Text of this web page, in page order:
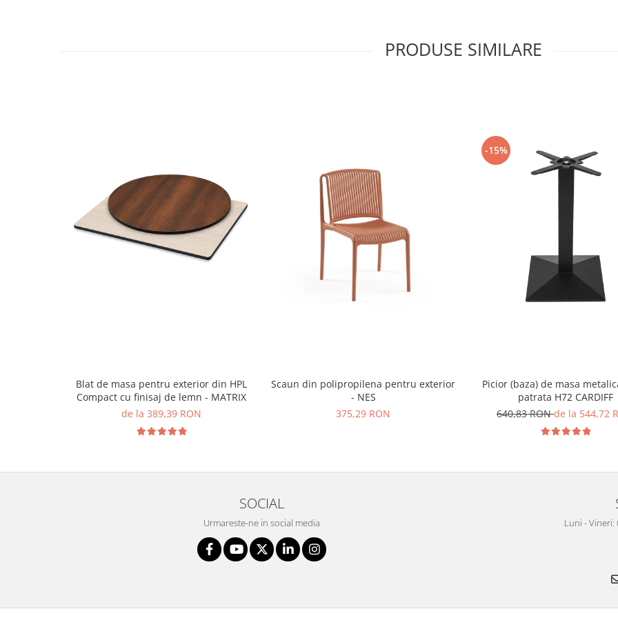
PRODUSE SIMILARE
Blat de masa pentru exterior din HPL
Compact cu finisaj de lemn - MATRIX
de la 389,39 RON
Scaun din polipropilena pentru exterior
- NES
375,29 RON
-15%
Picior (baza) de masa
patrata H72 CARDIFF
640,83 RONde la 544,72
SOCIAL
Urmareste-ne in social media Luni - Vineri: